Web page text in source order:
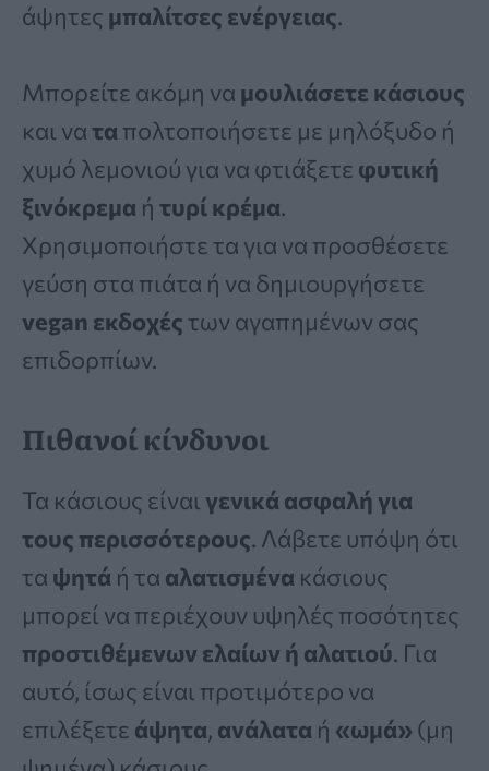
άψητες μπαλίτσες ενέργειας.
Μπορείτε ακόμη να μουλιάσετε κάσιους
και νατα πολτοποιήσετε με μηλόξυδο ή
χυμό λεμονιού για να φτιάξετε φυτική
ξινόκρεμα ή τυρί κρέμα.
Χρησιμοποιήστε τα για να προσθέσετε
γεύση στα πιάτα ή να δημιουργήσετε
vegan εκδοχές των αγαπημένων σας
επιδορπίων.
Πιθανοί κίνδυνοι
Τα κάσιους είναιγενικά ασφαλή για
τους περισσότερους. Λάβετε υπόψη ότι
τα ψητά ή τα αλατισμένα κάσιους
μπορεί να περιέχουν υψηλές ποσότητες
προστιθέμενων ελαίων ή αλατιού. Για
αυτό, ίσως είναι προτιμότερο να
επιλέξετε άψητα, ανάλατα ή «ωμά»(μη